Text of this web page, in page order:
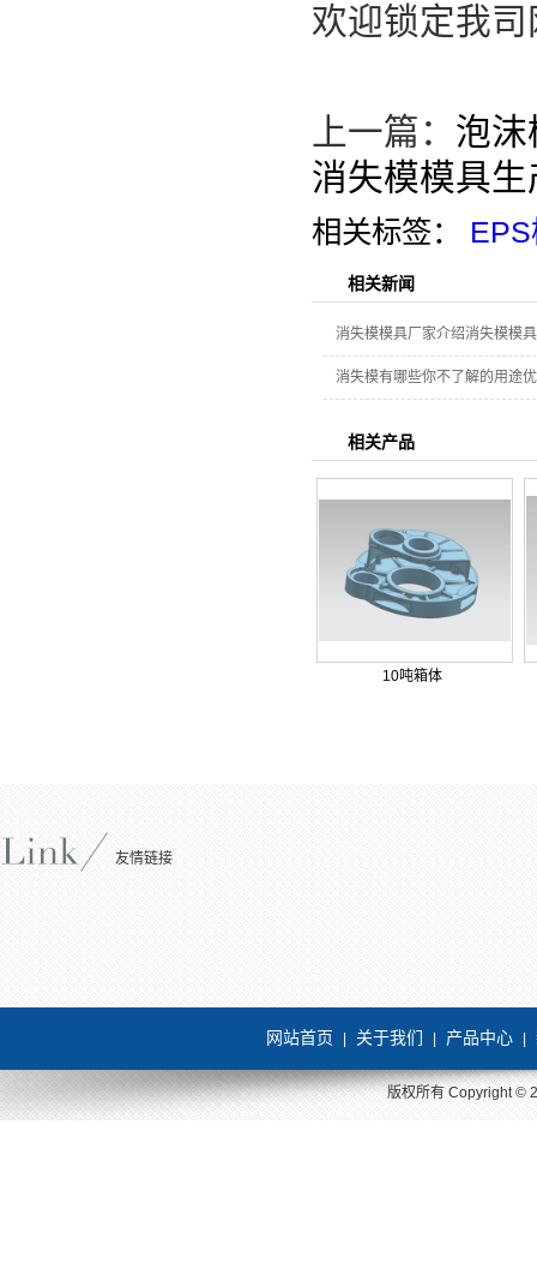
欢迎锁定我
上一篇： 泡沫
消失模模具
相关标签：
相关新闻
消失模模具厂家介绍消失模模
消失模有哪些你不了解的用途
相关产品
10吨箱体
友情链接
网站首页 关于我们 产品中心
版权所有 Copyright ©